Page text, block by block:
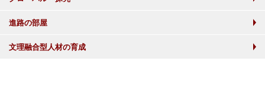
進路の部屋
文理融合型人材の育成